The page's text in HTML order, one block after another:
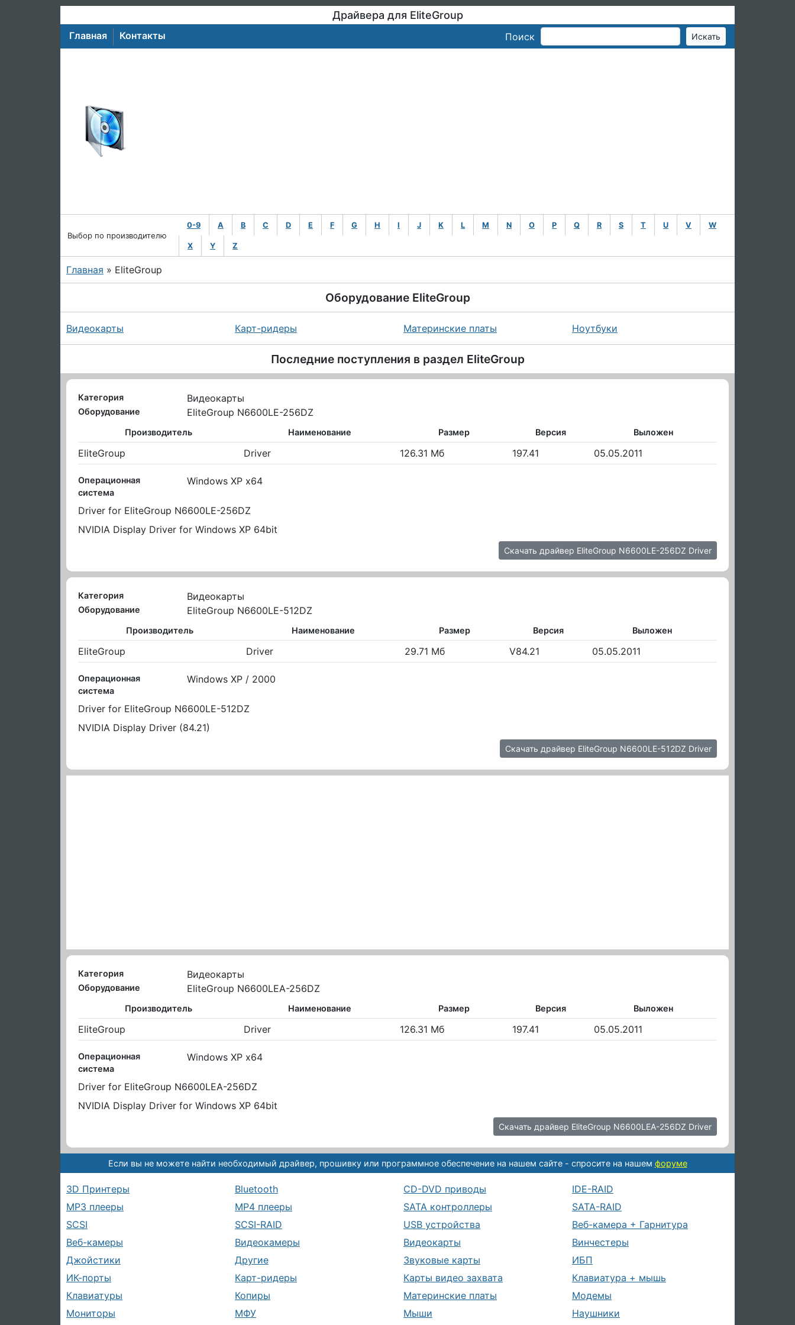
Драйвера для EliteGroup
Главная Контакты Поиск
Выбор по производителю
0-9 A B C D E F G H I J K L M N O P Q R S T U V W
X Y Z
Главная » EliteGroup
Оборудование EliteGroup
Видеокарты Карт-ридеры Материнские платы Ноутбуки
Последние поступления в раздел EliteGroup
Категория Видеокарты
Оборудование EliteGroup N6600LE-256DZ
Производитель Наименование Размер Версия Выложен
EliteGroup Driver 126.31 Мб 197.41 05.05.2011
Операционная
система
Windows XP x64
Driver for EliteGroup N6600LE-256DZ
NVIDIA Display Driver for Windows XP 64bit
Скачать драйвер EliteGroup N6600LE-256DZ Driver
Категория Видеокарты
Оборудование EliteGroup N6600LE-512DZ
Производитель Наименование Размер Версия Выложен
EliteGroup Driver 29.71 Мб V84.21 05.05.2011
Операционная
система
Windows XP / 2000
Driver for EliteGroup N6600LE-512DZ
NVIDIA Display Driver (84.21)
Скачать драйвер EliteGroup N6600LE-512DZ Driver
Категория Видеокарты
Оборудование EliteGroup N6600LEA-256DZ
Производитель Наименование Размер Версия Выложен
EliteGroup Driver 126.31 Мб 197.41 05.05.2011
Операционная
система
Windows XP x64
Driver for EliteGroup N6600LEA-256DZ
NVIDIA Display Driver for Windows XP 64bit
Скачать драйвер EliteGroup N6600LEA-256DZ Driver
Если вы не можете найти необходимый драйвер, прошивку или программное обеспечение на нашем сайте - спросите на нашем форуме
3D Принтеры Bluetooth CD-DVD приводы
IDE-RAID
MP3 плееры
MP4 плееры SATA контроллеры
SATA-RAID
SCSI
SCSI-RAID USB устройства
Веб-камера + Гарнитура
Веб-камеры
Видеокамеры Видеокарты
Винчестеры
Джойстики
Другие Звуковые карты
ИБП
ИК-порты
Карт-ридеры Карты видео захвата
Клавиатура + мышь
Клавиатуры
Копиры Материнские платы
Модемы
Мониторы
МФУ Мыши Наушники